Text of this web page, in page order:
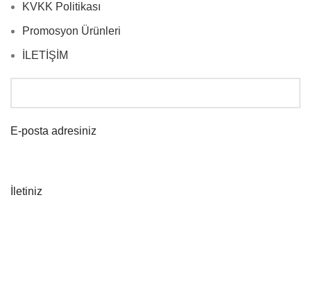
KVKK Politikası
Promosyon Ürünleri
İLETİŞİM
E-posta adresiniz
İletiniz